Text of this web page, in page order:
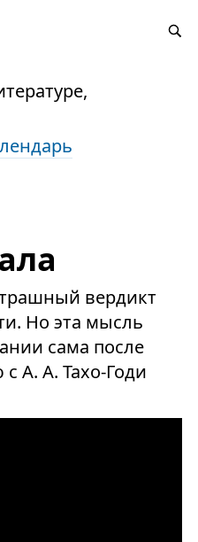
вердикт
Но эта мысль
сама после
А. А. Тахо-Годи